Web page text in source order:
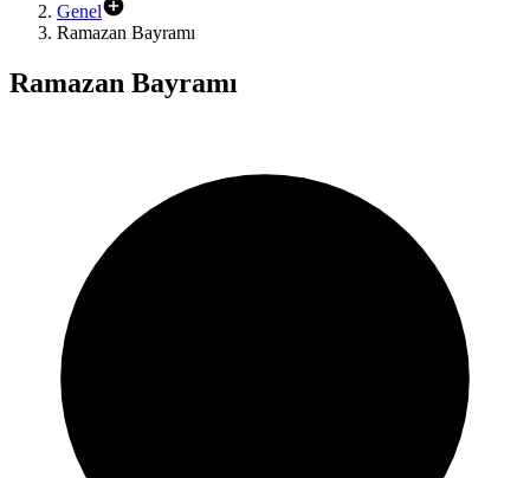
Genel
Ramazan Bayramı
Ramazan Bayramı